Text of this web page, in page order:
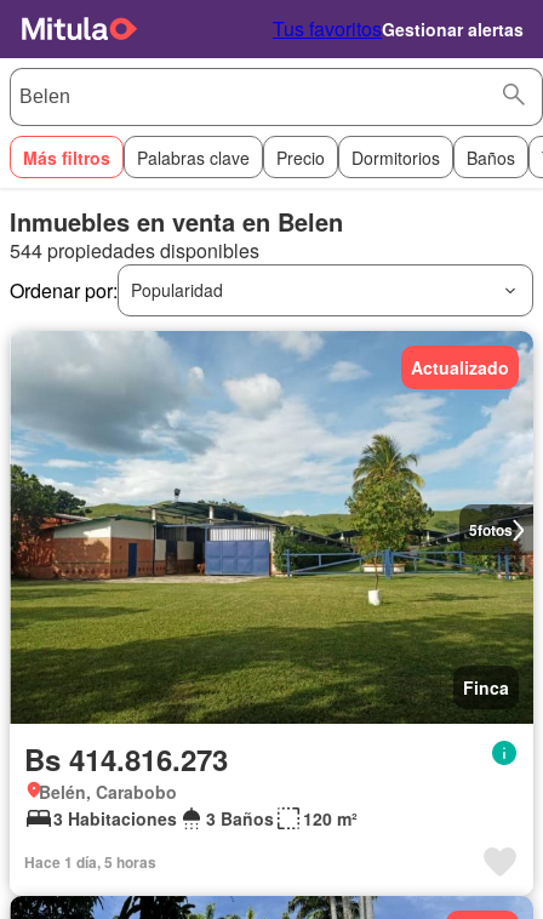
Tus favoritosGestionar alertas
Más filtros Palabras clave Precio Dormitorios Baños
Inmuebles en venta en Belen
544 propiedades disponibles
Ordenar por:
Popularidad
5fotos
Actualizado
Finca
Bs 414.816.273
Belén, Carabobo
3 Habitaciones
3 Baños 120 m²
Hace 1 día, 5 horas